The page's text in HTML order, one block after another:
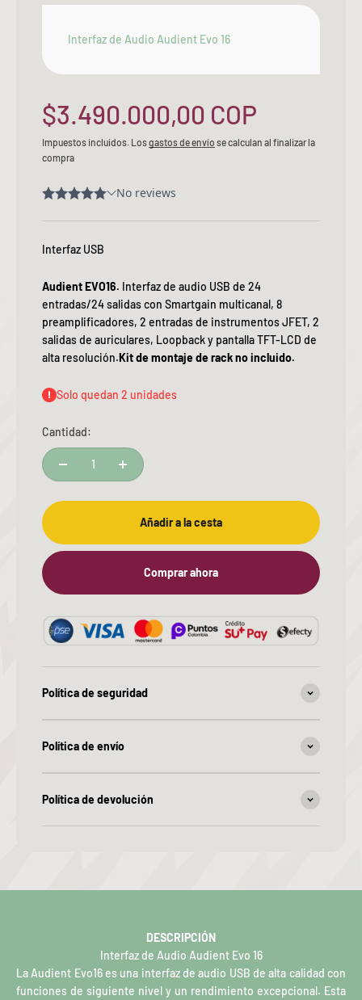
Interfaz de Audio Audient Evo 16
Precio de oferta
$3.490.000,00 COP
Impuestos incluidos. Losgastos de envío se calculan al finalizar la
compra
Interfaz USB
Audient EVO16. Interfaz de audio USB de 24
entradas/24 salidas con Smartgain multicanal, 8
preamplificadores, 2 entradas de instrumentos JFET, 2
salidas de auriculares, Loopback y pantalla TFT-LCD de
alta resolución.Kit de montaje de rack no incluido.
Solo quedan 2 unidades
Cantidad:
Añadir a la cesta
Comprar ahora
Política de seguridad
Política de envío
Política de devolución
DESCRIPCIÓN
Interfaz de Audio Audient Evo 16
La Audient Evo16 es una interfaz de audio USB de alta calidad con
funciones de siguiente nivel y un rendimiento excepcional. Esta